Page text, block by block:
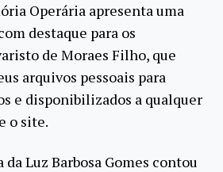
Operária apresenta uma
destaque para os
de Moraes Filho, que
arquivos pessoais para
e disponibilizados a qualquer
o site.
Luz Barbosa Gomes contou